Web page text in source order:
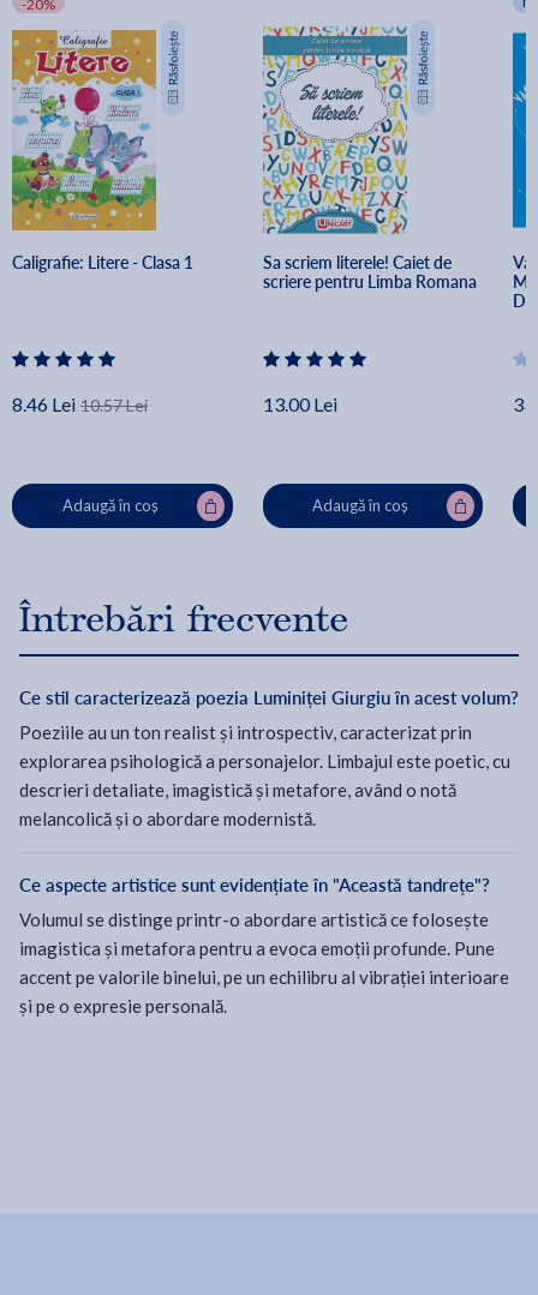
-20%
Caligrafie: Litere - Clasa 1
8.46 Lei 10.57 Lei
Adaugă în coș
Sa scriem literele! Caiet de
scriere pentru Limba Romana
13.00 Lei
Adaugă în coș
Întrebări frecvente
Ce stil caracterizează poezia Luminiței Giurgiu în acest volum?
Poeziile au un ton realist și introspectiv, caracterizat prin
explorarea psihologică a personajelor. Limbajul este poetic, cu
descrieri detaliate, imagistică și metafore, având o notă
melancolică și o abordare modernistă.
Ce aspecte artistice sunt evidențiate în "Această tandrețe"?
Volumul se distinge printr-o abordare artistică ce folosește
imagistica și metafora pentru a evoca emoții profunde. Pune
accent pe valorile binelui, pe un echilibru al vibrației interioare
și pe o expresie personală.